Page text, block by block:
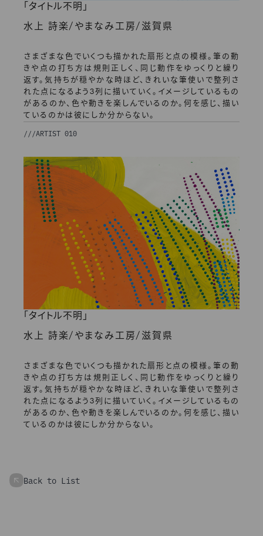
「タイトル不明」
水上 詩楽/ やまなみ工房/ 滋賀県
さまざまな色でいくつも描かれた扇形と点の模様。筆の動
きや点の打ち方は規則正しく、同じ動作をゆっくりと繰り
返す。気持ちが穏やかな時ほど、きれいな筆使いで整列さ
れた点になるよう3列に描いていく。イメージしているもの
があるのか、色や動きを楽しんでいるのか。何を感じ、描い
ているのかは彼にしか分からない。
///ARTIST 010
「タイトル不明」
水上 詩楽 / やまなみ工房/ 滋賀県
さまざまな色でいくつも描かれた扇形と点の模様。筆の動
きや点の打ち方は規則正しく、同じ動作をゆっくりと繰り
返す。気持ちが穏やかな時ほど、きれいな筆使いで整列さ
れた点になるよう3列に描いていく。イメージしているもの
があるのか、色や動きを楽しんでいるのか。何を感じ、描い
ているのかは彼にしか分からない。
Back to List